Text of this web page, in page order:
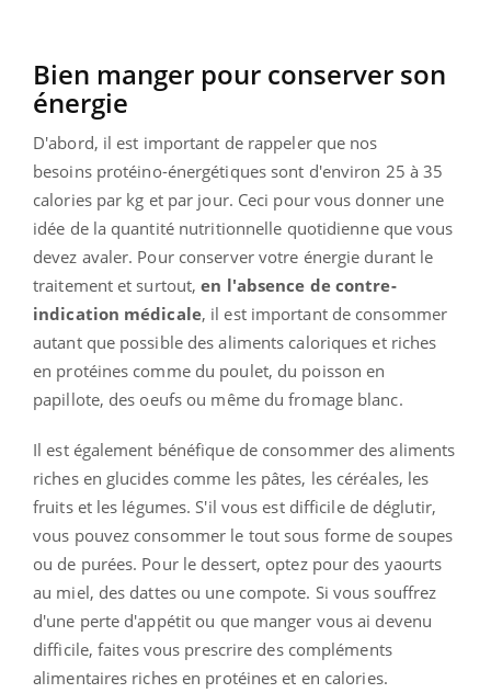
Bien manger pour conserver son
énergie
D'abord, il est important de rappeler que nos
besoins protéino-énergétiques sont d'environ 25 à 35
calories par kg et par jour. Ceci pour vous donner une
idée de la quantité nutritionnelle quotidienne que vous
devez avaler. Pour conserver votre énergie durant le
traitement et surtout,en l'absence de contre-
indication médicale, il est important de consommer
autant que possible des aliments caloriques et riches
en protéines comme du poulet, du poisson en
papillote, des oeufs ou même du fromage blanc.
Il est également bénéfique de consommer des aliments
riches en glucides comme les pâtes, les céréales, les
fruits et les légumes. S'il vous est difficile de déglutir,
vous pouvez consommer le tout sous forme de soupes
ou de purées. Pour le dessert, optez pour des yaourts
au miel, des dattes ou une compote. Si vous souffrez
d'une perte d'appétit ou que manger vous ai devenu
difficile, faites vous prescrire des compléments
alimentaires riches en protéines et en calories.